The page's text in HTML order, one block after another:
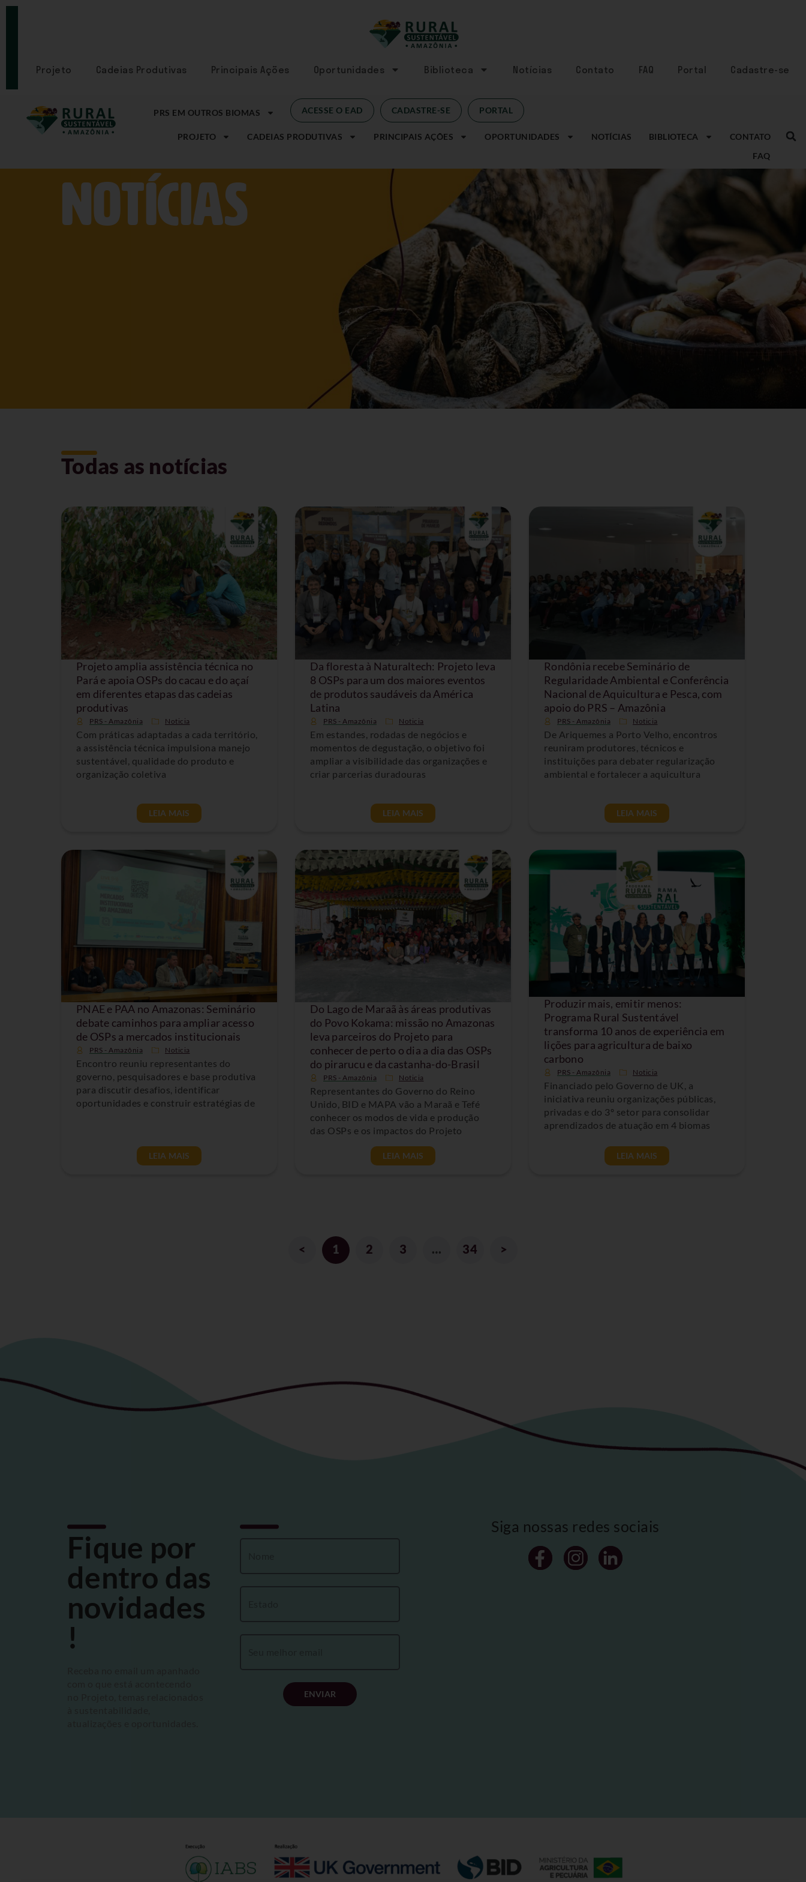
SE
Projeto Cadeias Produtivas Principais Ações Oportunidades Biblioteca Notícias Contato FAQ Portal Cadastre-se
PRS EM OUTROS BIOMAS ACESSE O EAD CADASTRE-SE PORTAL
PROJETO CADEIAS PRODUTIVAS PRINCIPAIS AÇÕES OPORTUNIDADES NOTÍCIAS BIBLIOTECA
CONTATO
FAQ
NOtícias
Todas as notícias
Projeto amplia assistência técnica no
Pará e apoia OSPs do cacau e do açaí
em diferentes etapas das cadeias
produtivas
PRS - Amazônia Noticia
Com práticas adaptadas a cada território,
a assistência técnica impulsiona manejo
sustentável, qualidade do produto e
organização coletiva
LEIA MAIS
Da floresta à Naturaltech: Projeto leva
8 OSPs para um dos maiores eventos
de produtos saudáveis da América
Latina
PRS - Amazônia Noticia
Em estandes, rodadas de negócios e
momentos de degustação, o objetivo foi
ampliar a visibilidade das organizações e
criar parcerias duradouras
LEIA MAIS
Rondônia recebe Seminário de
Regularidade Ambiental e Conferência
Nacional de Aquicultura e Pesca, com
apoio do PRS – Amazônia
PRS - Amazônia Noticia
De Ariquemes a Porto Velho, encontros
reuniram produtores, técnicos e
instituições para debater regularização
ambiental e fortalecer a aquicultura
LEIA MAIS
PNAE e PAA no Amazonas: Seminário
debate caminhos para ampliar acesso
de OSPs a mercados institucionais
PRS - Amazônia Noticia
Encontro reuniu representantes do
governo, pesquisadores e base produtiva
para discutir desafios, identificar
oportunidades e construir estratégias de
LEIA MAIS
Do Lago de Maraã às áreas produtivas
do Povo Kokama: missão no Amazonas
leva parceiros do Projeto para
conhecer de perto o dia a dia das OSPs
do pirarucu e da castanha-do-Brasil
PRS - Amazônia Noticia
Representantes do Governo do Reino
Unido, BID e MAPA vão a Maraã e Tefé
conhecer os modos de vida e produção
das OSPs e os impactos do Projeto
LEIA MAIS
Produzir mais, emitir menos:
Programa Rural Sustentável
transforma 10 anos de experiência em
lições para agricultura de baixo
carbono
PRS - Amazônia Noticia
Financiado pelo Governo de UK, a
iniciativa reuniu organizações públicas,
privadas e do 3º setor para consolidar
aprendizados de atuação em 4 biomas
LEIA MAIS
< 1 2 3 … 34 >
Fique por
dentro das
novidades
!
ENVIAR
Siga nossas redes sociais